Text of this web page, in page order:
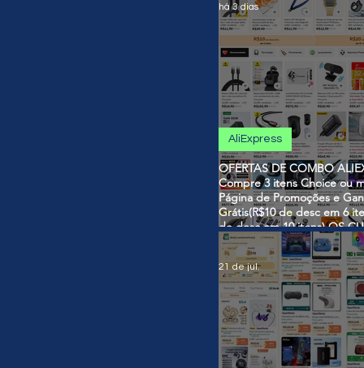
OFERTAS DE COMBO
Compre 3 itens Choice ou
Página de Promoções e
Grátis(R$10 de desc em 6
de desc em 10 itens) OS
SÃO VÁLIDOS NO COMBO
AliExpress
há 3 dias
21 de jul.